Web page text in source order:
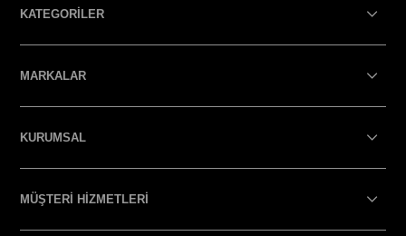
KATEGORİLER
MARKALAR
KURUMSAL
MÜŞTERİ HİZMETLERİ